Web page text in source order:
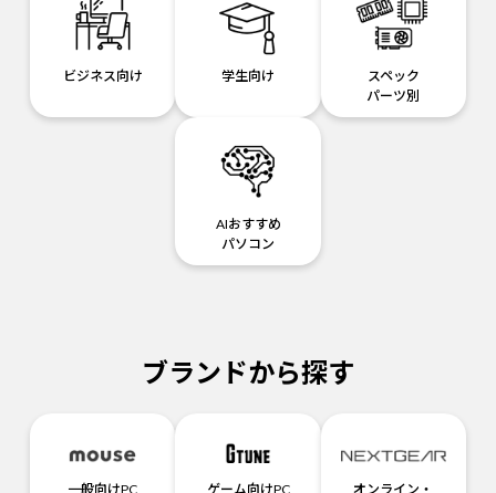
ビジネス向け 学生向け
スペック
パーツ別
AIおすすめ
パソコン
ブランドから探す
一般向けPC ゲーム向けPC オンライン・